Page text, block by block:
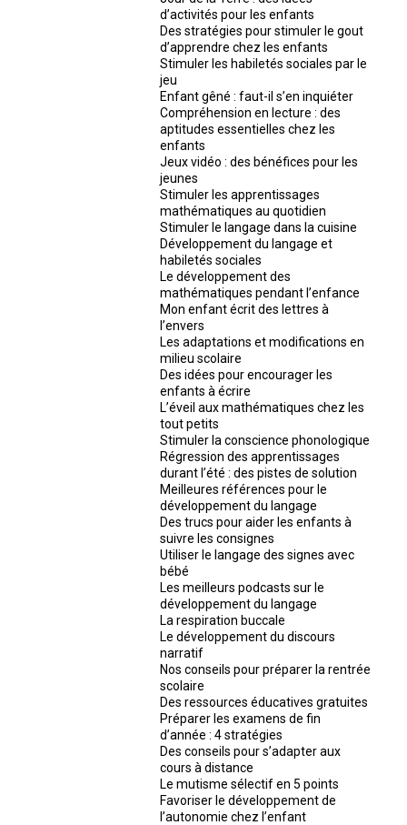
d’activités pour les enfants
Des stratégies pour stimuler le gout
d’apprendre chez les enfants
Stimuler les habiletés sociales par le
jeu
Enfant gêné : faut-il s’en inquiéter
Compréhension en lecture : des
aptitudes essentielles chez les
enfants
Jeux vidéo : des bénéfices pour les
jeunes
Stimuler les apprentissages
mathématiques au quotidien
Stimuler le langage dans la cuisine
Développement du langage et
habiletés sociales
Le développement des
mathématiques pendant l’enfance
Mon enfant écrit des lettres à
l’envers
Les adaptations et modifications en
milieu scolaire
Des idées pour encourager les
enfants à écrire
L’éveil aux mathématiques chez les
tout petits
Stimuler la conscience phonologique
Régression des apprentissages
durant l’été : des pistes de solution
Meilleures références pour le
développement du langage
Des trucs pour aider les enfants à
suivre les consignes
Utiliser le langage des signes avec
bébé
Les meilleurs podcasts sur le
développement du langage
La respiration buccale
Le développement du discours
narratif
Nos conseils pour préparer la rentrée
scolaire
Des ressources éducatives gratuites
Préparer les examens de fin
d’année : 4 stratégies
Des conseils pour s’adapter aux
cours à distance
Le mutisme sélectif en 5 points
Favoriser le développement de
l’autonomie chez l’enfant